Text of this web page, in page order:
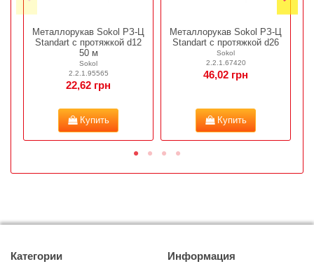
Металлорукав Sokol РЗ-Ц
Standart c протяжкой d12
50 м
Sokol
2.2.1.95565
22,62 грн
Купить
Металлорукав Sokol РЗ-Ц
Standart c протяжкой d26
Sokol
2.2.1.67420
46,02 грн
Купить
Категории Информация